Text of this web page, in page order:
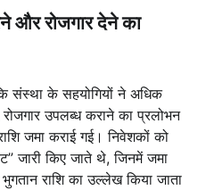
और रोजगार देने का
संस्था के सहयोगियों ने अधिक
उपलब्ध कराने का प्रलोभन
जमा कराई गई। निवेशकों को
जारी किए जाते थे, जिनमें जमा
भुगतान राशि का उल्लेख किया जाता